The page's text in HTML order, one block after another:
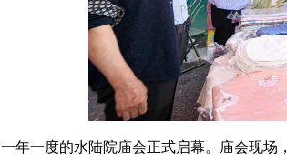
一年一度的水陆院庙会正式启幕。 庙会现场，